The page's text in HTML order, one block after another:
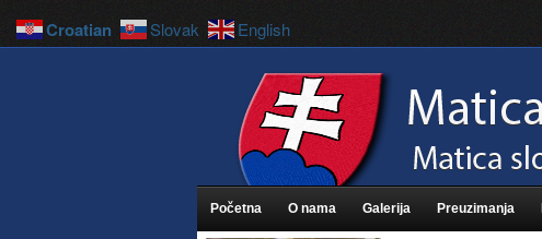
Početna O nama Galerija Preuzimanja
Croatian Slovak English